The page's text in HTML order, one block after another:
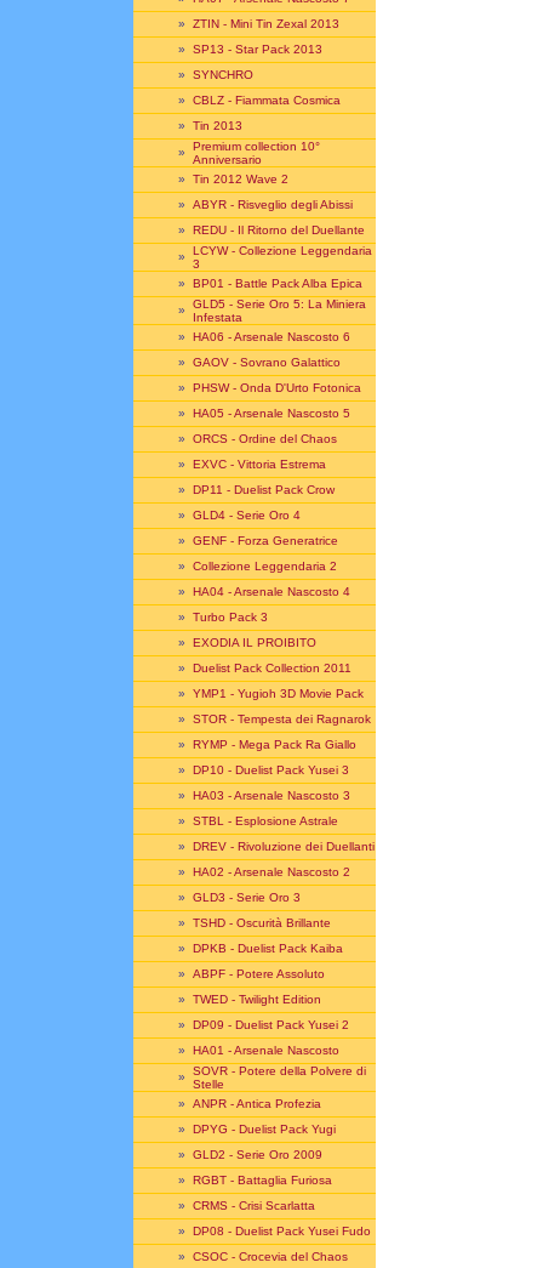
» ZTIN - Mini Tin Zexal 2013
» SP13 - Star Pack 2013
» SYNCHRO
» CBLZ - Fiammata Cosmica
» Tin 2013
» Premium collection 10°
Anniversario
» Tin 2012 Wave 2
» ABYR - Risveglio degli Abissi
» REDU - Il Ritorno del Duellante
» LCYW - Collezione Leggendaria
3
» BP01 - Battle Pack Alba Epica
» GLD5 - Serie Oro 5: La Miniera
Infestata
» HA06 - Arsenale Nascosto 6
» GAOV - Sovrano Galattico
» PHSW - Onda D'Urto Fotonica
» HA05 - Arsenale Nascosto 5
» ORCS - Ordine del Chaos
» EXVC - Vittoria Estrema
» DP11 - Duelist Pack Crow
» GLD4 - Serie Oro 4
» GENF - Forza Generatrice
» Collezione Leggendaria 2
» HA04 - Arsenale Nascosto 4
» Turbo Pack 3
» EXODIA IL PROIBITO
» Duelist Pack Collection 2011
» YMP1 - Yugioh 3D Movie Pack
» STOR - Tempesta dei Ragnarok
» RYMP - Mega Pack Ra Giallo
» DP10 - Duelist Pack Yusei 3
» HA03 - Arsenale Nascosto 3
» STBL - Esplosione Astrale
» DREV - Rivoluzione dei Duellanti
» HA02 - Arsenale Nascosto 2
» GLD3 - Serie Oro 3
» TSHD - Oscurità Brillante
» DPKB - Duelist Pack Kaiba
» ABPF - Potere Assoluto
» TWED - Twilight Edition
» DP09 - Duelist Pack Yusei 2
» HA01 - Arsenale Nascosto
» SOVR - Potere della Polvere di
Stelle
» ANPR - Antica Profezia
» DPYG - Duelist Pack Yugi
» GLD2 - Serie Oro 2009
» RGBT - Battaglia Furiosa
» CRMS - Crisi Scarlatta
» DP08 - Duelist Pack Yusei Fudo
» CSOC - Crocevia del Chaos